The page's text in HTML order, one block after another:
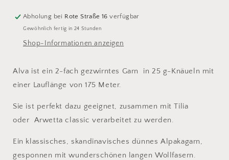
Abholung bei Rote Straße 16 verfügbar
Gewöhnlich fertig in 24 Stunden
Shop-Informationen anzeigen
Alva ist ein 2-fach gezwirntes Garn in25 g-Knäueln mit
einer Lauflänge von 175 Meter.
Sie ist perfekt dazu geeignet, zusammen mit Tilia
oder Arwetta classic verarbeitet zu werden.
Ein klassisches, skandinavisches dünnes Alpakagarn,
gesponnen mit wunderschönen langen Wollfasern.